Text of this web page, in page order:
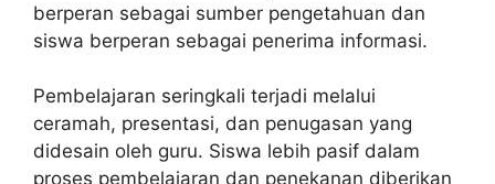
berperan sebagai sumber pengetahuan dan
siswa berperan sebagai penerima informasi.
Pembelajaran seringkali terjadi melalui
ceramah, presentasi, dan penugasan yang
didesain oleh guru. Siswa lebih pasif dalam
proses pembelajaran dan penekanan diberikan